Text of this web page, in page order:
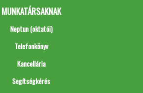
MUNKATÁRSAKNAK
Neptun (oktatói)
Telefonkönyv
Kancellária
Segítségkérés